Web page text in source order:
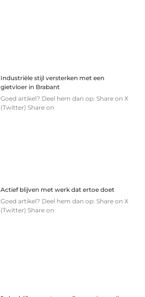
Industriële stijl versterken met een
gietvloer in Brabant
Goed artikel? Deel hem dan op: Share on X
(Twitter) Share on
Actief blijven met werk dat ertoe doet
Goed artikel? Deel hem dan op: Share on X
(Twitter) Share on